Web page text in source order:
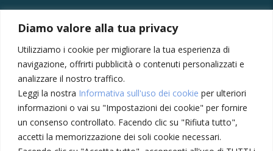
Diamo valore alla tua privacy
Utilizziamo i cookie per migliorare la tua esperienza di
navigazione, offrirti pubblicità o contenuti personalizzati e
analizzare il nostro traffico.
Leggi la nostra Informativa sull'uso dei cookie per ulteriori
informazioni o vai su "Impostazioni dei cookie" per fornire
un consenso controllato. Facendo clic su "Rifiuta tutto",
accetti la memorizzazione dei soli cookie necessari.
CONTATTI
+39 041430239
+39 3355410024
amministrazione@meccatronicasanmarco.it
Lun - Ven: 8:30 - 12:30, 14:00 - 18:30
Sabato: 8:30 - 12:30